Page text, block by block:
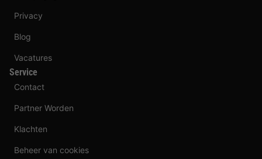
Privacy
Blog
Vacatures
Service
Contact
Partner Worden
Klachten
Beheer van cookies